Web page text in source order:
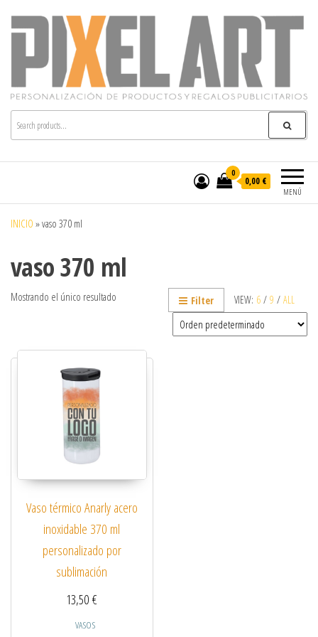
Pixelart
Especialistas en textil publicitario y regalos
personalizados en móstoles
MENÚ
0
0,00 €
INICIO »vaso 370 ml
vaso 370 ml
VIEW: 6 / 9 / ALL
Filter
Mostrando el único resultado
Vaso térmico Anarly acero
inoxidable 370 ml
personalizado por
sublimación
13,50€
VASOS